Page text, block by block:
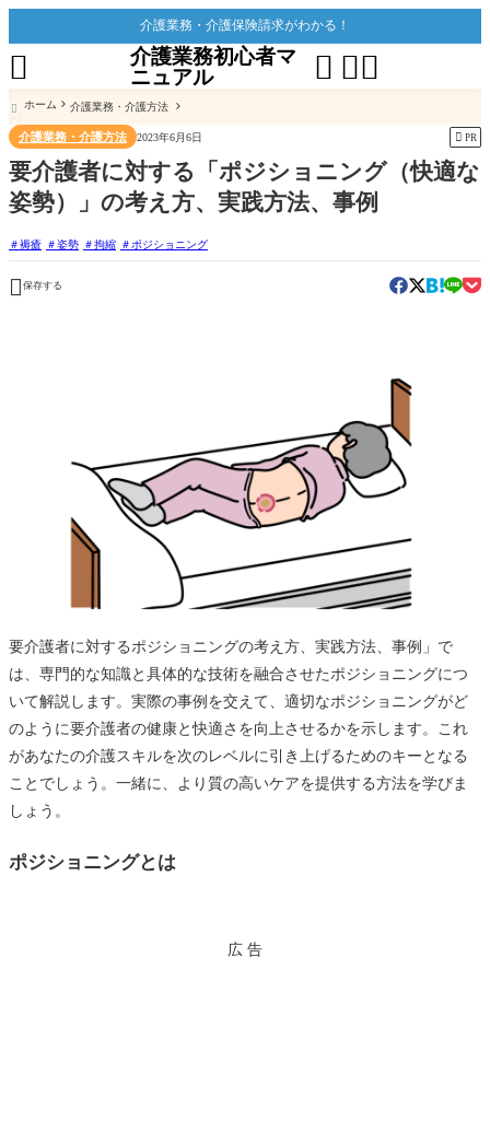
介護業務・介護保険請求がわかる！
介護業務初心者マ
ニュアル
 

 ホーム 介護業務・介護方法
介護業務・介護方法 2023年6月6日  PR
要介護者に対する「ポジショニング（快適な
姿勢）」の考え方、実践方法、事例
褥瘡 姿勢 拘縮 ポジショニング
 保存する
要介護者に対するポジショニングの考え方、実践方法、事例」で
は、専門的な知識と具体的な技術を融合させたポジショニングにつ
いて解説します。実際の事例を交えて、適切なポジショニングがど
のように要介護者の健康と快適さを向上させるかを示します。これ
があなたの介護スキルを次のレベルに引き上げるためのキーとなる
ことでしょう。一緒に、より質の高いケアを提供する方法を学びま
しょう。
ポジショニングとは
広 告